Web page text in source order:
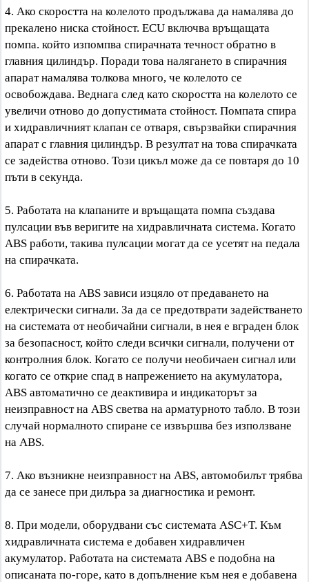
4. Ако скоростта на колелото продължава да намалява до
прекалено ниска стойност. ECU включва връщащата
помпа. който изпомпва спирачната течност обратно в
главния цилиндър. Поради това налягането в спирачния
апарат намалява толкова много, че колелото се
освобождава. Веднага след като скоростта на колелото се
увеличи отново до допустимата стойност. Помпата спира
и хидравличният клапан се отваря, свързвайки спирачния
апарат с главния цилиндър. В резултат на това спирачката
се задейства отново. Този цикъл може да се повтаря до 10
пъти в секунда.
5. Работата на клапаните и връщащата помпа създава
пулсации във веригите на хидравличната система. Когато
ABS работи, такива пулсации могат да се усетят на педала
на спирачката.
6. Работата на ABS зависи изцяло от предаването на
електрически сигнали. За да се предотврати задействането
на системата от необичайни сигнали, в нея е вграден блок
за безопасност, който следи всички сигнали, получени от
контролния блок. Когато се получи необичаен сигнал или
когато се открие спад в напрежението на акумулатора,
ABS автоматично се деактивира и индикаторът за
неизправност на ABS светва на арматурното табло. В този
случай нормалното спиране се извършва без използване
на ABS.
7. Ако възникне неизправност на ABS, автомобилът трябва
да се занесе при дилъра за диагностика и ремонт.
8. При модели, оборудвани със системата ASC+T. Към
хидравличната система е добавен хидравличен
акумулатор. Работата на системата ABS е подобна на
описаната по-горе, като в допълнение към нея е добавена